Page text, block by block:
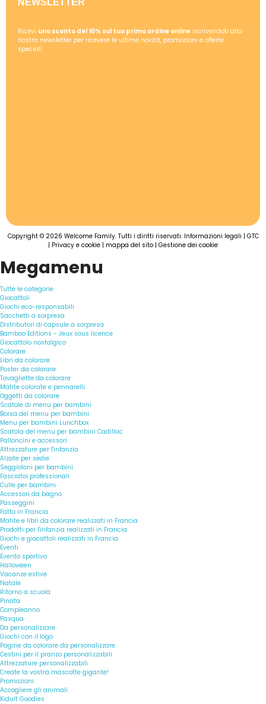
Ricevi uno sconto del 10% sul tuo primo ordine online iscrivendoti alla
nostra newsletter per ricevere le ultime novità, promozioni e offerte
speciali.
Copyright © 2026 Welcome Family. Tutti i diritti riservati. Informazioni legali | GTC
| Privacy e cookie | mappa del sito | Gestione dei cookie
Megamenu
Tutte le categorie
Giocattoli
Giochi eco-responsabili
Sacchetti a sorpresa
Distributori di capsule a sorpresa
Bamboo Editions - Jeux sous licence
Giocattolo nostalgico
Colorare
Libri da colorare
Poster da colorare
Tovagliette da colorare
Matite colorate e pennarelli
Oggetti da colorare
Scatole di menu per bambini
Borsa del menu per bambini
Menu per bambini Lunchbox
Scatola del menu per bambini Cadillac
Palloncini e accessori
Attrezzature per l'infanzia
Alzate per sedie
Seggioloni per bambini
Fasciatoi professionali
Culle per bambini
Accessori da bagno
Passeggini
Fatto in Francia
Matite e libri da colorare realizzati in Francia
Prodotti per l'infanzia realizzati in Francia
Giochi e giocattoli realizzati in Francia
Eventi
Evento sportivo
Halloween
Vacanze estive
Natale
Ritorno a scuola
Pinata
Compleanno
Pasqua
Da personalizzare
Giochi con il logo
Pagine da colorare da personalizzare
Cestini per il pranzo personalizzabili
Attrezzature personalizzabili
Create la vostra mascotte gigante!
Promozioni
Accogliere gli animali
Kidult Goodies